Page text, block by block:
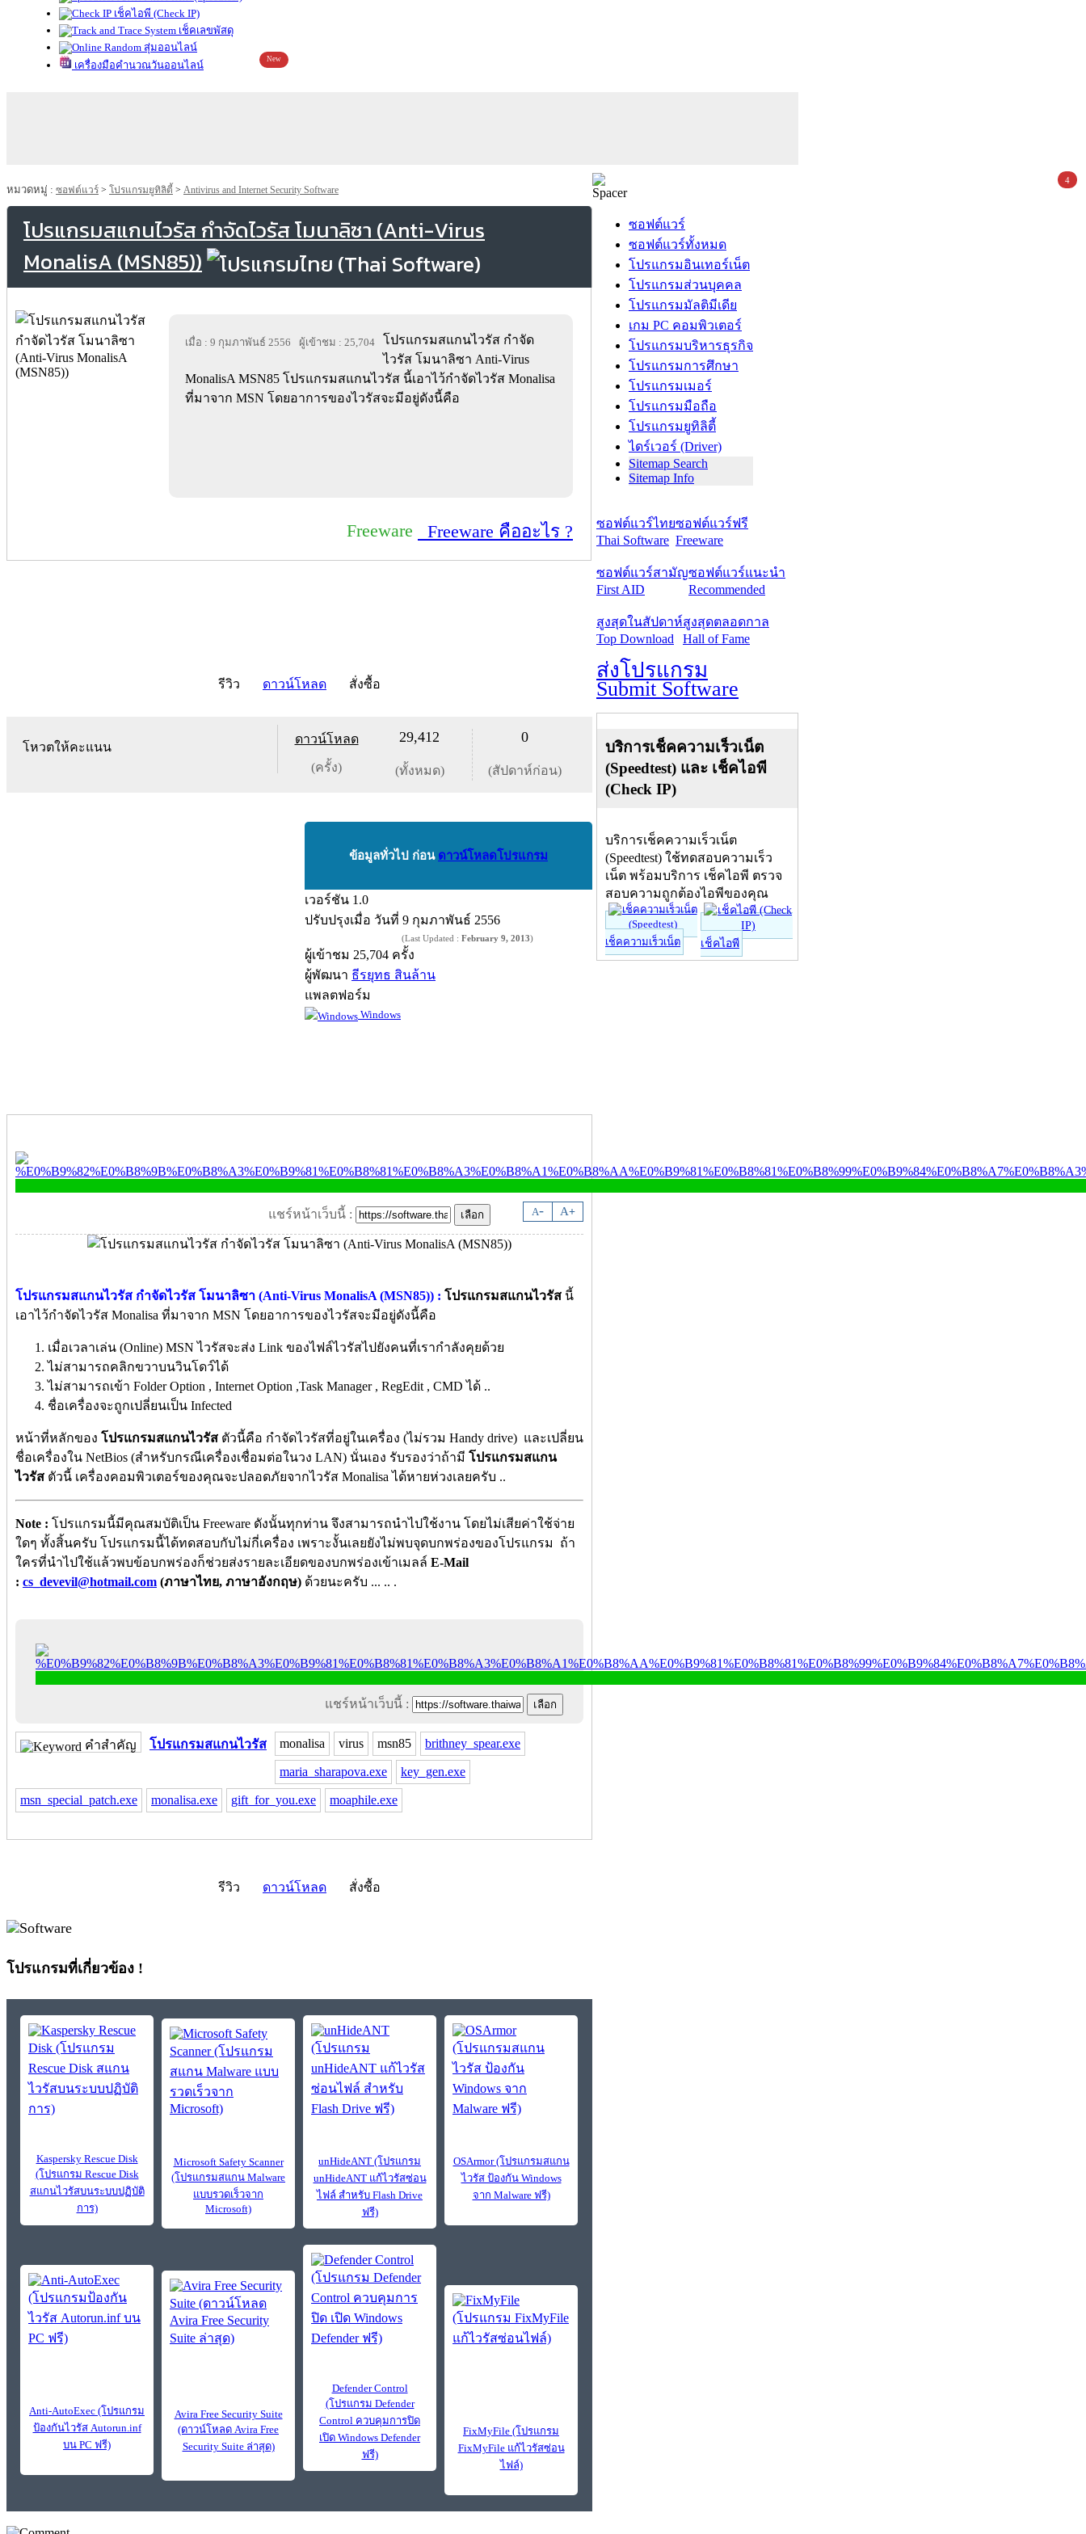
เช็คไอพี (Check IP)
เช็คเลขพัสดุ
สุ่มออนไลน์
เครื่องมือคำนวณวันออนไลน์
New
หมวดหมู่ : ซอฟต์แวร์ > โปรแกรมยูทิลิตี้ > Antivirus and Internet Security Software
โปรแกรมสแกนไวรัส กำจัดไวรัส โมนาลิซา (Anti-Virus
MonalisA (MSN85))
เมื่อ : 9 กุมภาพันธ์ 2556 ผู้เข้าชม : 25,704
โปรแกรมสแกนไวรัส กำจัด
ไวรัส โมนาลิซา Anti-Virus
MonalisA MSN85 โปรแกรมสแกนไวรัส นี้เอาไว้กำจัดไวรัส Monalisa
ที่มาจาก MSN โดยอาการของไวรัสจะมีอยู่ดังนี้คือ
Freeware Freeware คืออะไร ?
รีวิว ดาวน์โหลด สั่งซื้อ
โหวตให้คะแนน
ดาวน์โหลด
(ครั้ง)
29,412
(ทั้งหมด)
0
(สัปดาห์ก่อน)
ข้อมูลทั่วไป ก่อน ดาวน์โหลดโปรแกรม
เวอร์ชัน 1.0
ปรับปรุงเมื่อ วันที่ 9 กุมภาพันธ์ 2556
(Last Updated : February 9, 2013)
ผู้เข้าชม 25,704 ครั้ง
ผู้พัฒนา ธีรยุทธ สินล้าน
แพลตฟอร์ม
Windows
A- A+
แชร์หน้าเว็บนี้ :
โปรแกรมสแกนไวรัส กำจัดไวรัส โมนาลิซา (Anti-Virus MonalisA (MSN85)) : โปรแกรมสแกนไวรัส นี้
เอาไว้กำจัดไวรัส Monalisa ที่มาจาก MSN โดยอาการของไวรัสจะมีอยู่ดังนี้คือ
เมื่อเวลาเล่น (Online) MSN ไวรัสจะส่ง Link ของไฟล์ไวรัสไปยังคนที่เรากำลังคุยด้วย
ไม่สามารถคลิกขวาบนวินโดว์ได้
ไม่สามารถเข้า Folder Option , Internet Option ,Task Manager , RegEdit , CMD ได้ ..
ชื่อเครื่องจะถูกเปลี่ยนเป็น Infected
หน้าที่หลักของ โปรแกรมสแกนไวรัส ตัวนี้คือ กำจัดไวรัสที่อยู่ในเครื่อง (ไม่รวม Handy drive) และเปลี่ยน
ชื่อเครื่องใน NetBios (สำหรับกรณีเครื่องเชื่อมต่อในวง LAN) นั่นเอง รับรองว่าถ้ามี โปรแกรมสแกน
ไวรัส ตัวนี้ เครื่องคอมพิวเตอร์ของคุณจะปลอดภัยจากไวรัส Monalisa ได้หายห่วงเลยครับ ..
Note : โปรแกรมนี้มีคุณสมบัติเป็น Freeware ดังนั้นทุกท่าน จึงสามารถนำไปใช้งาน โดยไม่เสียค่าใช้จ่าย
ใดๆ ทั้งสิ้นครับ โปรแกรมนี้ได้ทดสอบกับไม่กี่เครื่อง เพราะงั้นเลยยังไม่พบจุดบกพร่องของโปรแกรม ถ้า
ใครที่นำไปใช้แล้วพบข้อบกพร่องก็ช่วยส่งรายละเอียดของบกพร่องเข้าเมลล์ E-Mail
: cs_devevil@hotmail.com (ภาษาไทย, ภาษาอังกฤษ) ด้วยนะครับ ... .. .
แชร์หน้าเว็บนี้ :
คำสำคัญ โปรแกรมสแกนไวรัส monalisa virus msn85 brithney_spear.exe
maria_sharapova.exe key_gen.exe
msn_special_patch.exe monalisa.exe gift_for_you.exe moaphile.exe
รีวิว ดาวน์โหลด สั่งซื้อ
โปรแกรมที่เกี่ยวข้อง !
Kaspersky Rescue Disk
(โปรแกรม Rescue Disk
สแกนไวรัสบนระบบปฏิบัติ
การ)
Microsoft Safety Scanner
(โปรแกรมสแกน Malware
แบบรวดเร็วจาก
Microsoft)
unHideANT (โปรแกรม
unHideANT แก้ไวรัสซ่อน
ไฟล์ สำหรับ Flash Drive
ฟรี)
OSArmor (โปรแกรมสแกน
ไวรัส ป้องกัน Windows
จาก Malware ฟรี)
Anti-AutoExec (โปรแกรม
ป้องกันไวรัส Autorun.inf
บน PC ฟรี)
Avira Free Security Suite
(ดาวน์โหลด Avira Free
Security Suite ล่าสุด)
Defender Control
(โปรแกรม Defender
Control ควบคุมการปิด
เปิด Windows Defender
ฟรี)
FixMyFile (โปรแกรม
FixMyFile แก้ไวรัสซ่อน
ไฟล์)
ซอฟต์แวร์
ซอฟต์แวร์ทั้งหมด
โปรแกรมอินเทอร์เน็ต
โปรแกรมส่วนบุคคล
โปรแกรมมัลติมีเดีย
เกม PC คอมพิวเตอร์
โปรแกรมบริหารธุรกิจ
โปรแกรมการศึกษา
โปรแกรมเมอร์
โปรแกรมมือถือ
โปรแกรมยูทิลิตี้
ไดร์เวอร์ (Driver)
Sitemap Search
Sitemap Info
ซอฟต์แวร์ไทย
Thai Software
ซอฟต์แวร์ฟรี
Freeware
ซอฟต์แวร์สามัญ
First AID
ซอฟต์แวร์แนะนำ
Recommended
สูงสุดในสัปดาห์
Top Download
สูงสุดตลอดกาล
Hall of Fame
ส่งโปรแกรม
Submit Software
บริการเช็คความเร็วเน็ต
(Speedtest) และ เช็คไอพี
(Check IP)
บริการเช็คความเร็วเน็ต
(Speedtest) ใช้ทดสอบความเร็ว
เน็ต พร้อมบริการ เช็คไอพี ตรวจ
สอบความถูกต้องไอพีของคุณ
เช็คความเร็วเน็ต เช็คไอพี
4